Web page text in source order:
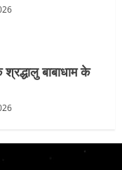
बाबाधाम के